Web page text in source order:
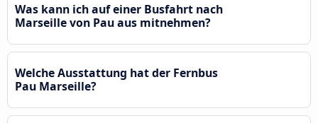
Was kann ich auf einer Busfahrt nach
Marseille von Pau aus mitnehmen?
Welche Ausstattung hat der Fernbus
Pau Marseille?